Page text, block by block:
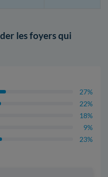
les foyers qui
27%
22%
18%
9%
23%